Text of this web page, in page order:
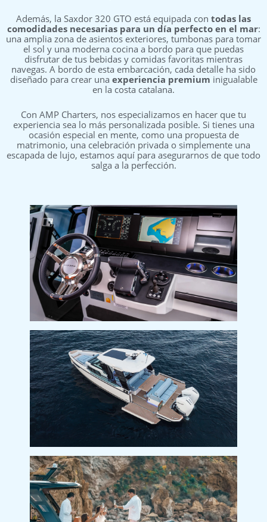
Además, la Saxdor 320 GTO está equipada con todas las
comodidades necesarias para un día perfecto en el mar:
una amplia zona de asientos exteriores, tumbonas para tomar
el sol y una moderna cocina a bordo para que puedas
disfrutar de tus bebidas y comidas favoritas mientras
navegas. A bordo de esta embarcación, cada detalle ha sido
diseñado para crear una experiencia premium inigualable
en la costa catalana.
Con AMP Charters, nos especializamos en hacer que tu
experiencia sea lo más personalizada posible. Si tienes una
ocasión especial en mente, como una propuesta de
matrimonio, una celebración privada o simplemente una
escapada de lujo, estamos aquí para asegurarnos de que todo
salga a la perfección.